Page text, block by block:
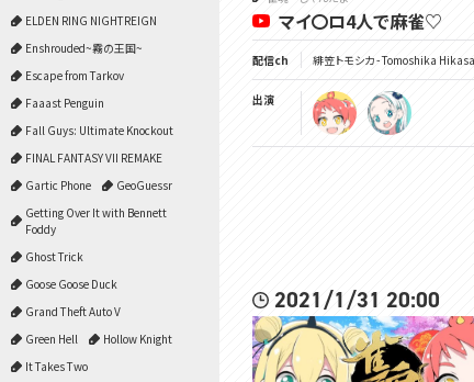
ELDEN RING NIGHTREIGN
Enshrouded~霧の王国~
Escape from Tarkov
Faaast Penguin
Fall Guys: Ultimate Knockout
FINAL FANTASY VII REMAKE
Gartic Phone
GeoGuessr
Getting Over It with Bennett
Foddy
Ghost Trick
Goose Goose Duck
Grand Theft Auto V
Green Hell
Hollow Knight
It Takes Two
マイ〇ロ4人で麻雀♡
配信ch 緋笠トモシカ - Tomoshika
出演
2021/1/31 20:00